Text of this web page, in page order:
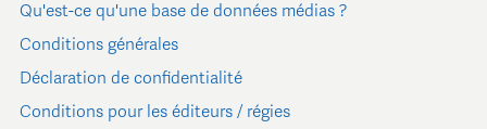
Qu'est-ce qu'une base de données médias ?
Conditions générales
Déclaration de confidentialité
Conditions pour les éditeurs / régies